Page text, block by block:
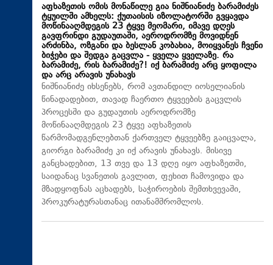
აფხაზეთის ომის მონაწილე გია ნიშნიანიძე ბარამიძეს
ტყუილში ამხელს: ქუთაისის იზოლატორში გვყავდა
მოწინააღმდეგის 23 ტყვე მეომარი, იმავე დღეს
გავფრინდი გუდაუთაში, აეროდრომზე მოვიდნენ
არძინბა, ოზგანი და ბესლან კობახია, მოიყვანეს ჩვენი
ბიჭები და შედგა გაცვლა - ყველა ყველაზე. რა
ბარამიძე, რის ბარამიძე?! იქ ბარამიძე არც ყოფილა
და არც არავის უნახავს
ნიშნიანიძე იხსენებს, რომ ავთანდილ იოსელიანის
წინადადებით, თავად ჩაერთო ტყვეების გაცვლის
პროცესში და გუდაუთის აეროდრომზე
მოწინააღმდეგის 23 ტყვე აფხაზეთის
წარმომადგენლებთან ქართველ ტყვეებზე გაიცვალა,
გიორგი ბარამიძე კი იქ არავის უნახავს. მისივე
განცხადებით, 13 თვე და 13 დღე იყო აფხაზეთში,
საიდანაც სვანეთის გავლით, ფეხით ჩამოვიდა და
მზადყოფნას აცხადებს, საჭიროების შემთხვევაში,
პროკურატურასთანაც ითანამშრომლოს.